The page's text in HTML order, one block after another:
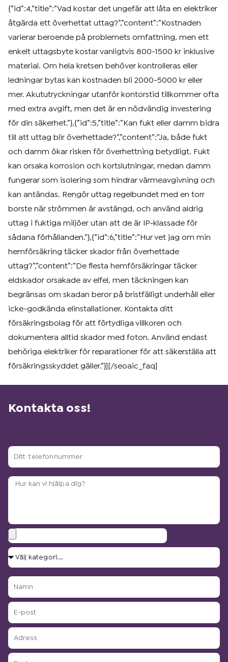
{”id”:4,”title”:”Vad kostar det ungefär att låta en elektriker
åtgärda ett överhettat uttag?”,”content”:”Kostnaden
varierar beroende på problemets omfattning, men ett
enkelt uttagsbyte kostar vanligtvis 800-1500 kr inklusive
material. Om hela kretsen behöver kontrolleras eller
ledningar bytas kan kostnaden bli 2000-5000 kr eller
mer. Akututryckningar utanför kontorstid tillkommer ofta
med extra avgift, men det är en nödvändig investering
för din säkerhet.”},{”id”:5,”title”:”Kan fukt eller damm bidra
till att uttag blir överhettade?”,”content”:”Ja, både fukt
och damm ökar risken för överhettning betydligt. Fukt
kan orsaka korrosion och kortslutningar, medan damm
fungerar som isolering som hindrar värmeavgivning och
kan antändas. Rengör uttag regelbundet med en torr
borste när strömmen är avstängd, och använd aldrig
uttag i fuktiga miljöer utan att de är IP-klassade för
sådana förhållanden.”},{”id”:6,”title”:”Hur vet jag om min
hemförsäkring täcker skador från överhettade
uttag?”,”content”:”De flesta hemförsäkringar täcker
eldskador orsakade av elfel, men täckningen kan
begränsas om skadan beror på bristfälligt underhåll eller
icke-godkända elinstallationer. Kontakta ditt
försäkringsbolag för att förtydliga villkoren och
dokumentera alltid skador med foton. Använd endast
behöriga elektriker för reparationer för att säkerställa att
försäkringsskyddet gäller.”}][/seoaic_faq]
Kontakta oss!
Ditt
Arbetsbeskrivning?
Bilagor
Välj
Namn
E-
post
Adress
Postnummer